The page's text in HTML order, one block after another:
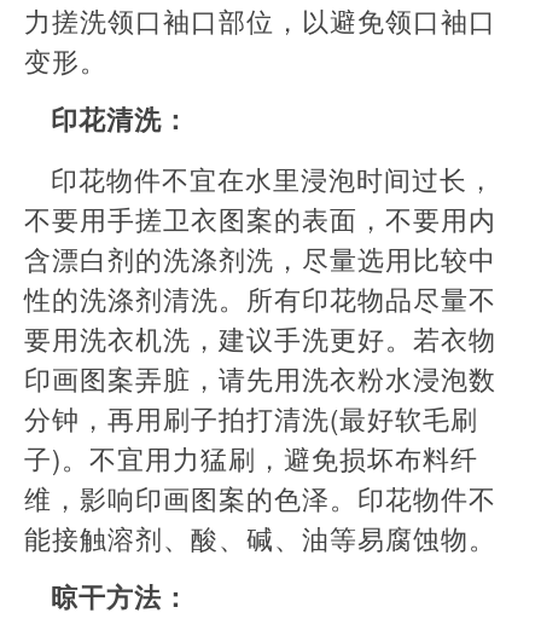
力搓洗领口袖口部位，以避免领口袖口
变形。
印花清洗：
印花物件不宜在水里浸泡时间过长，
不要用手搓卫衣图案的表面，不要用内
含漂白剂的洗涤剂洗，尽量选用比较中
性的洗涤剂清洗。所有印花物品尽量不
要用洗衣机洗，建议手洗更好。若衣物
印画图案弄脏，请先用洗衣粉水浸泡数
分钟，再用刷子拍打清洗(最好软毛刷
子)。不宜用力猛刷，避免损坏布料纤
维，影响印画图案的色泽。印花物件不
能接触溶剂、酸、碱、油等易腐蚀物。
晾干方法：​